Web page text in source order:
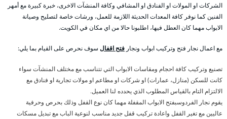
الشركات او المولات او الفنادق او المشافي وكافة المنشآت الاخرى، خبرة كبيرة مع أمهر
الفنين كما نوفر كافة المعدات الحديثة اللازمة للعمل، ورشات خاصة لتصليح وصيانة
الابواب مهما كان العطل فيها، اطلبونا حالا من اي مكان في الكويت.
مع اعمال نجار فتح وتركيب ابواب ونجار فتح اقفال سوف نحرص على القيام بما يلي:
تصنيع وتركيب كافة احجام ومقاسات الابواب التي تتناسب مع مختلف المنشآت سواء
كانت للسكن (منازل، عمارات) او شركات او مطاعم او مولات تجارية او فنادق مع
الالتزام التام بالقياس المطلوب الذي يحدده لنا العميل.
يقوم نجار الفردوسبفتح الابواب المقفلة مهما كان نوع القفل وذلك بحرص وحرفية
عاليين مع تغير القفل واعادة تركيب قفل جديد مناسب لنوعية الباب مع تبديل مسكات